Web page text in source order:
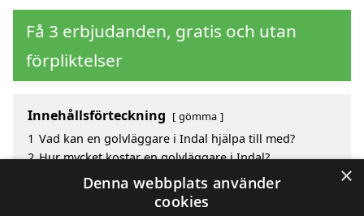
Få 3 erbjudanden, gratis och utan
förpliktelser
Innehållsförteckning gömma
1 Vad kan en golvläggare i Indal hjälpa till med?
2 Hur mycket kostar en golvläggare i Indal?
Fördelar med att välja golvläggare i Indal
Sök efter en skicklig golvläggare i de omgivande
×
Denna webbplats använder
cookies